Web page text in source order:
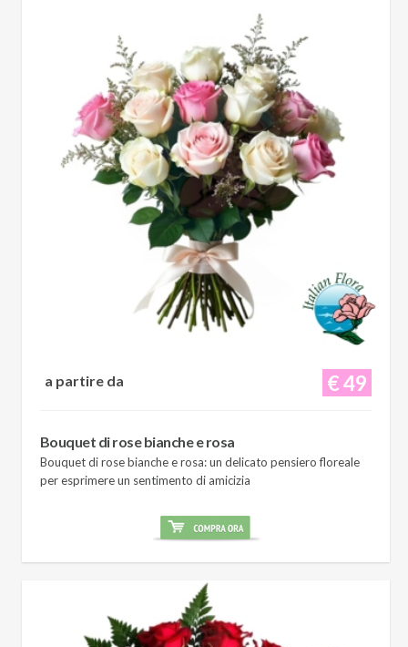
€ 49
a partire da
Bouquet di rose bianche e rosa
Bouquet di rose bianche e rosa: un delicato pensiero floreale
per esprimere un sentimento di amicizia